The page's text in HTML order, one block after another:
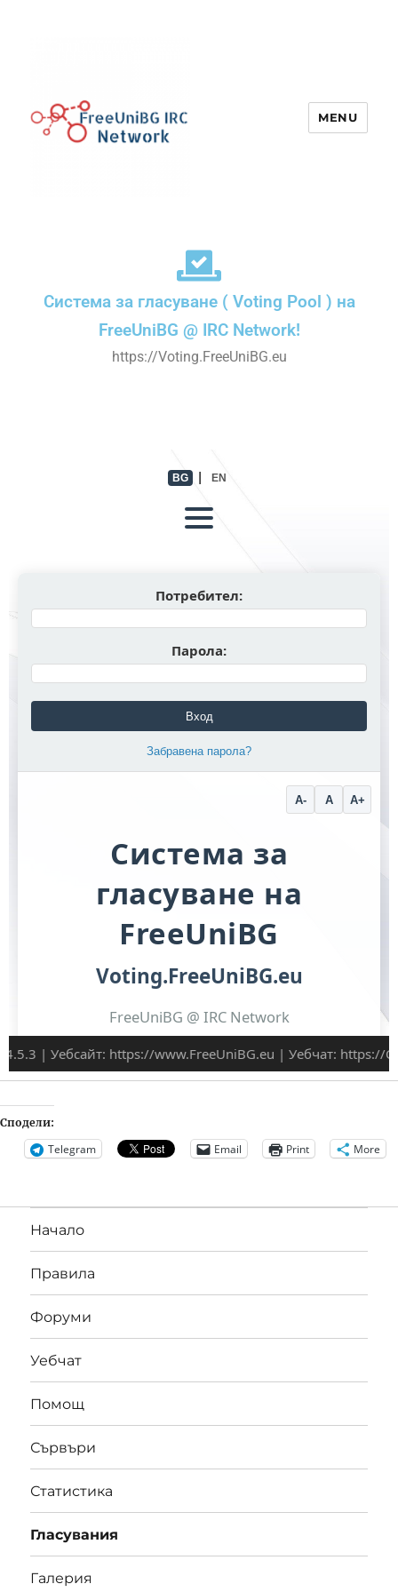
MENU
Система за гласуване ( Voting Pool ) на
FreeUniBG @ IRC Network!
https://Voting.FreeUniBG.eu
Сподели:
Telegram Email Print More
Начало
Правила
Форуми
Уебчат
Помощ
Сървъри
Статистика
Гласувания
Галерия